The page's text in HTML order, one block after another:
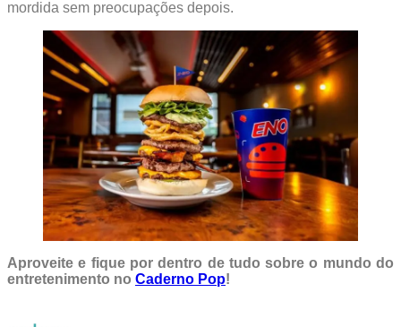
mordida sem preocupações depois.
Aproveite e fique por dentro de tudo sobre o mundo do
entretenimento no Caderno Pop!